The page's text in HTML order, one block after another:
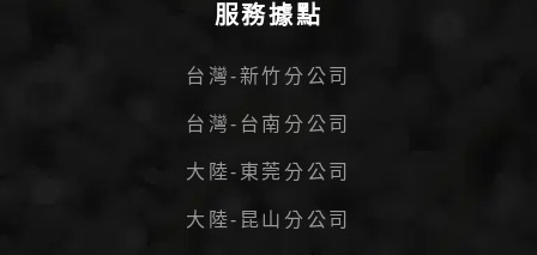
服務據點
台灣-新竹分公司
台灣-台南分公司
大陸-東莞分公司
大陸-昆山分公司